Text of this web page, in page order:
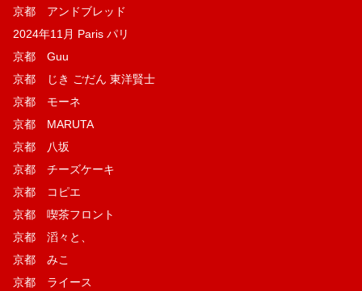
京都 アンドブレッド
2024年11月 Paris パリ
京都 Guu
京都 じき ごだん 東洋賢士
京都 モーネ
京都 MARUTA
京都 八坂
京都 チーズケーキ
京都 コピエ
京都 喫茶フロント
京都 滔々と、
京都 みこ
京都 ライース